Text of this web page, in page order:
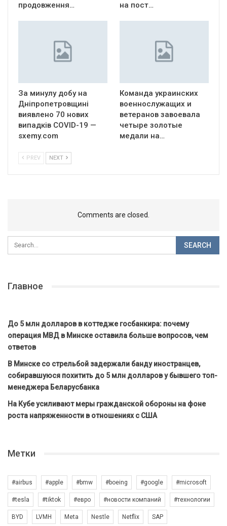
продовження…
на пост…
За минулу добу на
Дніпропетровщині
виявлено 70 нових
випадків COVID-19 —
sxemy.com
Команда украинских
военнослужащих и
ветеранов завоевала
четыре золотые
медали на…
PREV NEXT
Comments are closed.
Главное
До 5 млн долларов в коттедже госбанкира: почему
операция МВД в Минске оставила больше вопросов, чем
ответов
В Минске со стрельбой задержали банду иностранцев,
собиравшуюся похитить до 5 млн долларов у бывшего топ-
менеджера Беларусбанка
На Кубе усиливают меры гражданской обороны на фоне
роста напряженности в отношениях с США
Метки
#airbus #apple #bmw #boeing #google #microsoft
#tesla #tiktok #евро #новости компаний #технологии
BYD LVMH Meta Nestle Netflix SAP